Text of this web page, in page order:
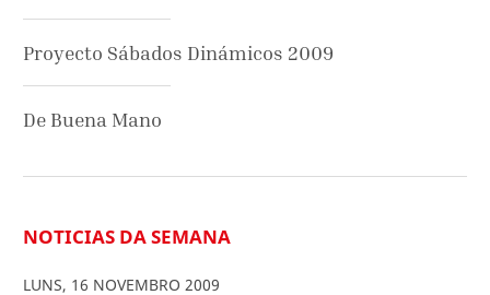
Proyecto Sábados Dinámicos 2009
De Buena Mano
NOTICIAS DA SEMANA
LUNS, 16 NOVEMBRO 2009